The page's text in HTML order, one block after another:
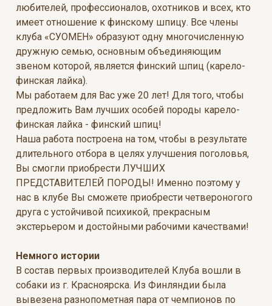
любителей, профессионалов, охотников и всех, кто
имеет отношение к финскому шпицу. Все члены
клуба «СУОМЕН» образуют одну многочисленную
дружную семью, основным объединяющим
звеном которой, является финский шпиц (карело-
финская лайка).
Мы работаем для Вас уже 20 лет! Для того, чтобы
предложить Вам лучших особей породы карело-
финская лайка - финский шпиц!
Наша работа построена на том, чтобы в результате
длительного отбора в целях улучшения поголовья,
Вы смогли приобрести ЛУЧШИХ
ПРЕДСТАВИТЕЛЕЙ ПОРОДЫ! Именно поэтому у
нас в клубе Вы сможете приобрести четвероногого
друга с устойчивой психикой, прекрасным
экстерьером и достойными рабочими качествами!
Немного истории
В состав первых производителей Клуба вошли в
собаки из г. Красноярска. Из Финляндии была
вывезена разнопометная пара от чемпионов по